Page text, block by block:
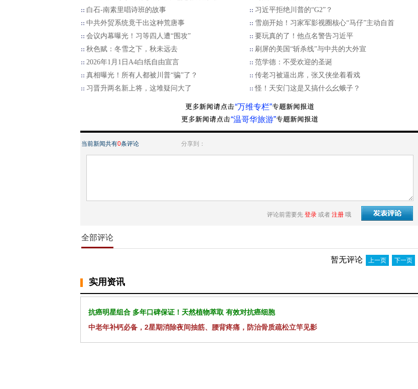
白石-南素里唱诗班的故事
习近平拒绝川普的“G2”？
中共外贸系统竟干出这种荒唐事
雪崩开始！习家军影视圈核心“马仔”主动自首
会议内幕曝光！习等四人遭“围攻”
要玩真的了！他点名警告习近平
秋色赋：冬雪之下，秋未远去
刷屏的美国“斩杀线”与中共的大外宣
2026年1月1日A4白纸自由宣言
范学德：不受欢迎的圣诞
真相曝光！所有人都被川普“骗”了？
传老习被逼出席，张又侠坐着看戏
习晋升两名新上将，这堆疑问大了
怪！天安门这是又搞什么幺蛾子？
“万维专栏”
“温哥华旅游”
当前新闻共有0条评论 分享到：
评论前需要先 登录 或者 注册 哦
全部评论
暂无评论 上一页 下一页
实用资讯
抗癌明星组合 多年口碑保证！天然植物萃取 有效对抗癌细胞
中老年补钙必备，2星期消除夜间抽筋、腰背疼痛，防治骨质疏松立竿见影